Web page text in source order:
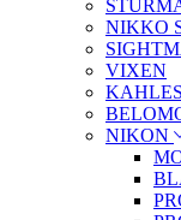
NIKKO
VIXEN
KAHLES
NIKON